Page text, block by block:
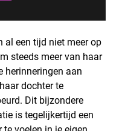
al een tijd niet meer op
steeds meer van haar
herinneringen aan
dochter te
Dit bijzondere
is tegelijkertijd een